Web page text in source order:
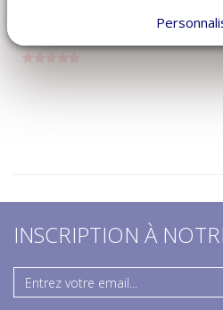
consulter
INSCRIPTION À